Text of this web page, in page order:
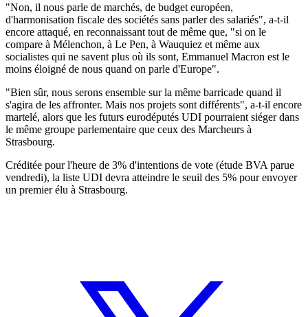
"Non, il nous parle de marchés, de budget européen,
d'harmonisation fiscale des sociétés sans parler des salariés", a-t-il
encore attaqué, en reconnaissant tout de même que, "si on le
compare à Mélenchon, à Le Pen, à Wauquiez et même aux
socialistes qui ne savent plus où ils sont, Emmanuel Macron est le
moins éloigné de nous quand on parle d'Europe".
"Bien sûr, nous serons ensemble sur la même barricade quand il
s'agira de les affronter. Mais nos projets sont différents", a-t-il encore
martelé, alors que les futurs eurodéputés UDI pourraient siéger dans
le même groupe parlementaire que ceux des Marcheurs à
Strasbourg.
Créditée pour l'heure de 3% d'intentions de vote (étude BVA parue
vendredi), la liste UDI devra atteindre le seuil des 5% pour envoyer
un premier élu à Strasbourg.